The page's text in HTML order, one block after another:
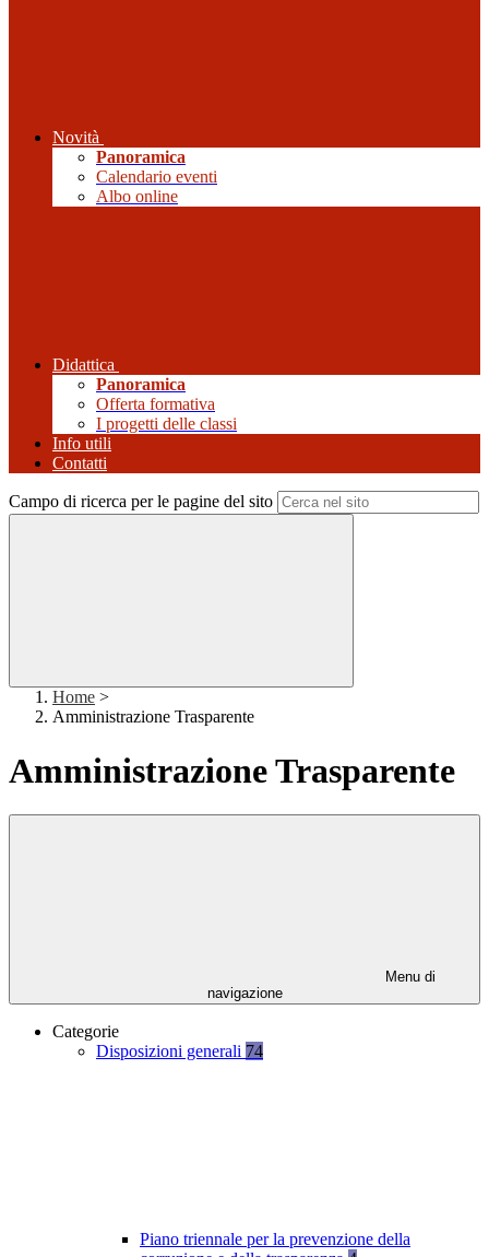
Novità
Panoramica
Calendario eventi
Albo online
Didattica
Panoramica
Offerta formativa
I progetti delle classi
Info utili
Contatti
Campo di ricerca per le pagine del sito
Home >
Amministrazione Trasparente
Amministrazione Trasparente
Menu di
navigazione
Categorie
Disposizioni generali 74
Piano triennale per la prevenzione della